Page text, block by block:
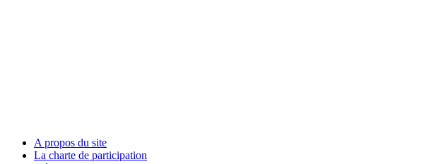
A propos du site
La charte de participation